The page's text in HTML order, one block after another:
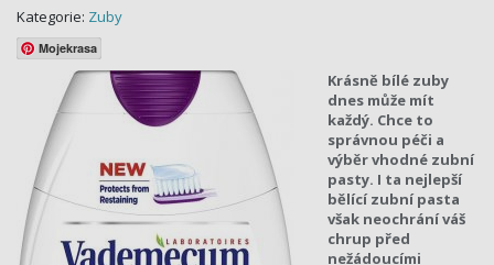
Kategorie: Zuby
Mojekrasa
Krásně bílé zuby
dnes může mít
každý. Chce to
správnou péči a
výběr vhodné zubní
pasty. I ta nejlepší
bělící zubní pasta
však neochrání váš
chrup před
nežádoucími